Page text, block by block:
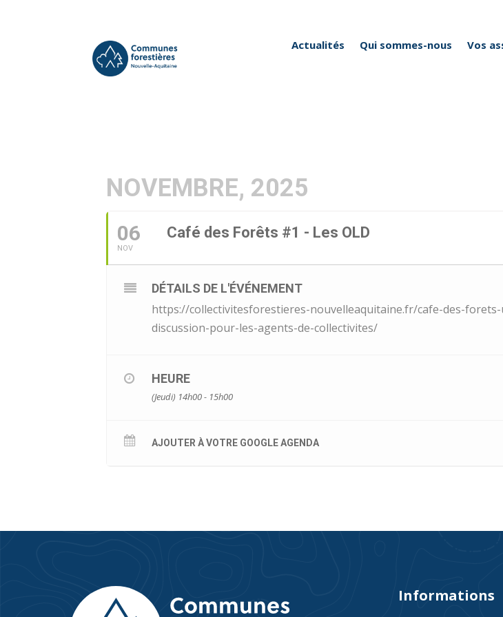
Actualités Qui sommes-nous Vos
NOVEMBRE, 2025
06
NOV
Café des Forêts #1 - Les OLD
DÉTAILS DE L'ÉVÉNEMENT
https://collectivitesforestieres-nouvelleaquitaine.fr/cafe-des-forets-
discussion-pour-les-agents-de-collectivites/
HEURE
(Jeudi) 14h00 - 15h00
AJOUTER À VOTRE GOOGLE AGENDA
Informations